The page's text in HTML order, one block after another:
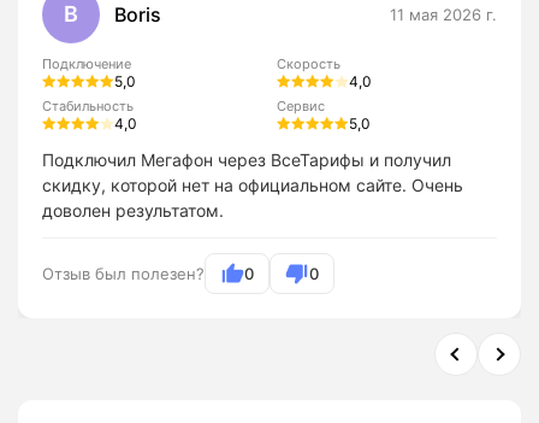
B Boris 11 мая 2026 г.
Подключение
5,0
Скорость
4,0
Стабильность
4,0
Сервис
5,0
Подключил Мегафон через ВсеТарифы и получил
скидку, которой нет на официальном сайте. Очень
доволен результатом.
Отзыв был полезен? 0 0